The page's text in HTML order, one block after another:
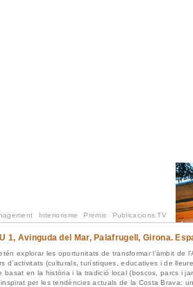
Interiorisme Premis Publicacions.TV
1, Avinguda del Mar, Palafrugell, Girona.
explorar les oportunitats de transformar l’àmbit de
d’activitats (culturals, turístiques, educatives i de
basat en la història i la tradició local (boscos, parcs i
inspirat per les tendències actuals de la Costa Brava: